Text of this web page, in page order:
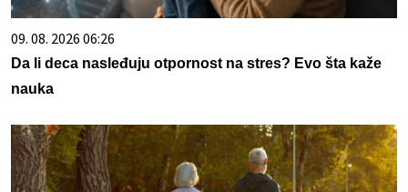
09. 08. 2026 06:26
Da li deca nasleđuju otpornost na stres? Evo šta kaže
nauka